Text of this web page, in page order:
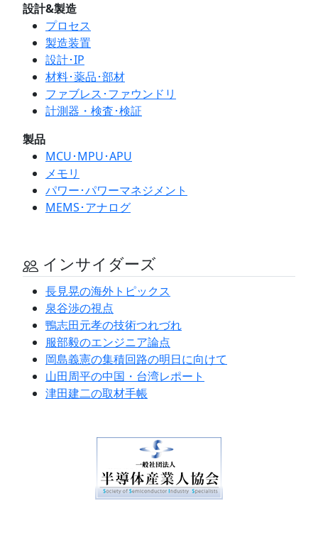
設計&製造
プロセス
製造装置
設計･IP
材料･薬品･部材
ファブレス･ファウンドリ
計測器・検査･検証
製品
MCU･MPU･APU
メモリ
パワー･パワーマネジメント
MEMS･アナログ
インサイダーズ
長見晃の海外トピックス
泉谷渉の視点
鴨志田元孝の技術つれづれ
服部毅のエンジニア論点
岡島義憲の集積回路の明日に向けて
山田周平の中国・台湾レポート
津田建二の取材手帳